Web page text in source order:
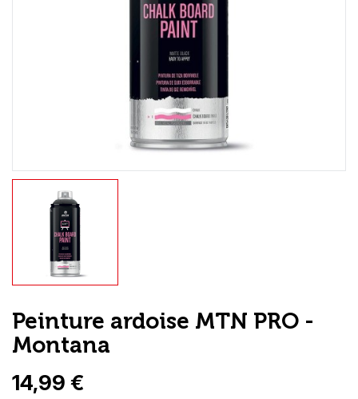
Peinture ardoise MTN PRO -
Montana
14,99 €